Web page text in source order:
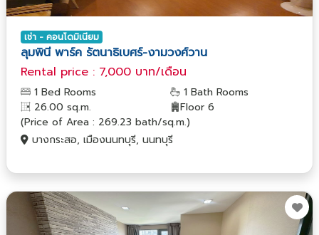
เช่า - คอนโดมิเนียม
ลุมพินี พาร์ค รัตนาธิเบศร์-งามวงศ์วาน
Rental price : 7,000 บาท/เดือน
1 Bed Rooms
1 Bath Rooms
26.00 sq.m.
Floor 6
(Price of Area : 269.23 bath/sq.m.)
บางกระสอ, เมืองนนทบุรี, นนทบุรี